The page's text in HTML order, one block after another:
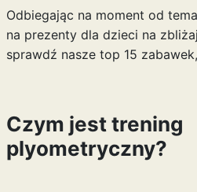
Odbiegając na moment od
na prezenty dla dzieci na
sprawdź nasze top 15
Czym jest trening
plyometryczny?